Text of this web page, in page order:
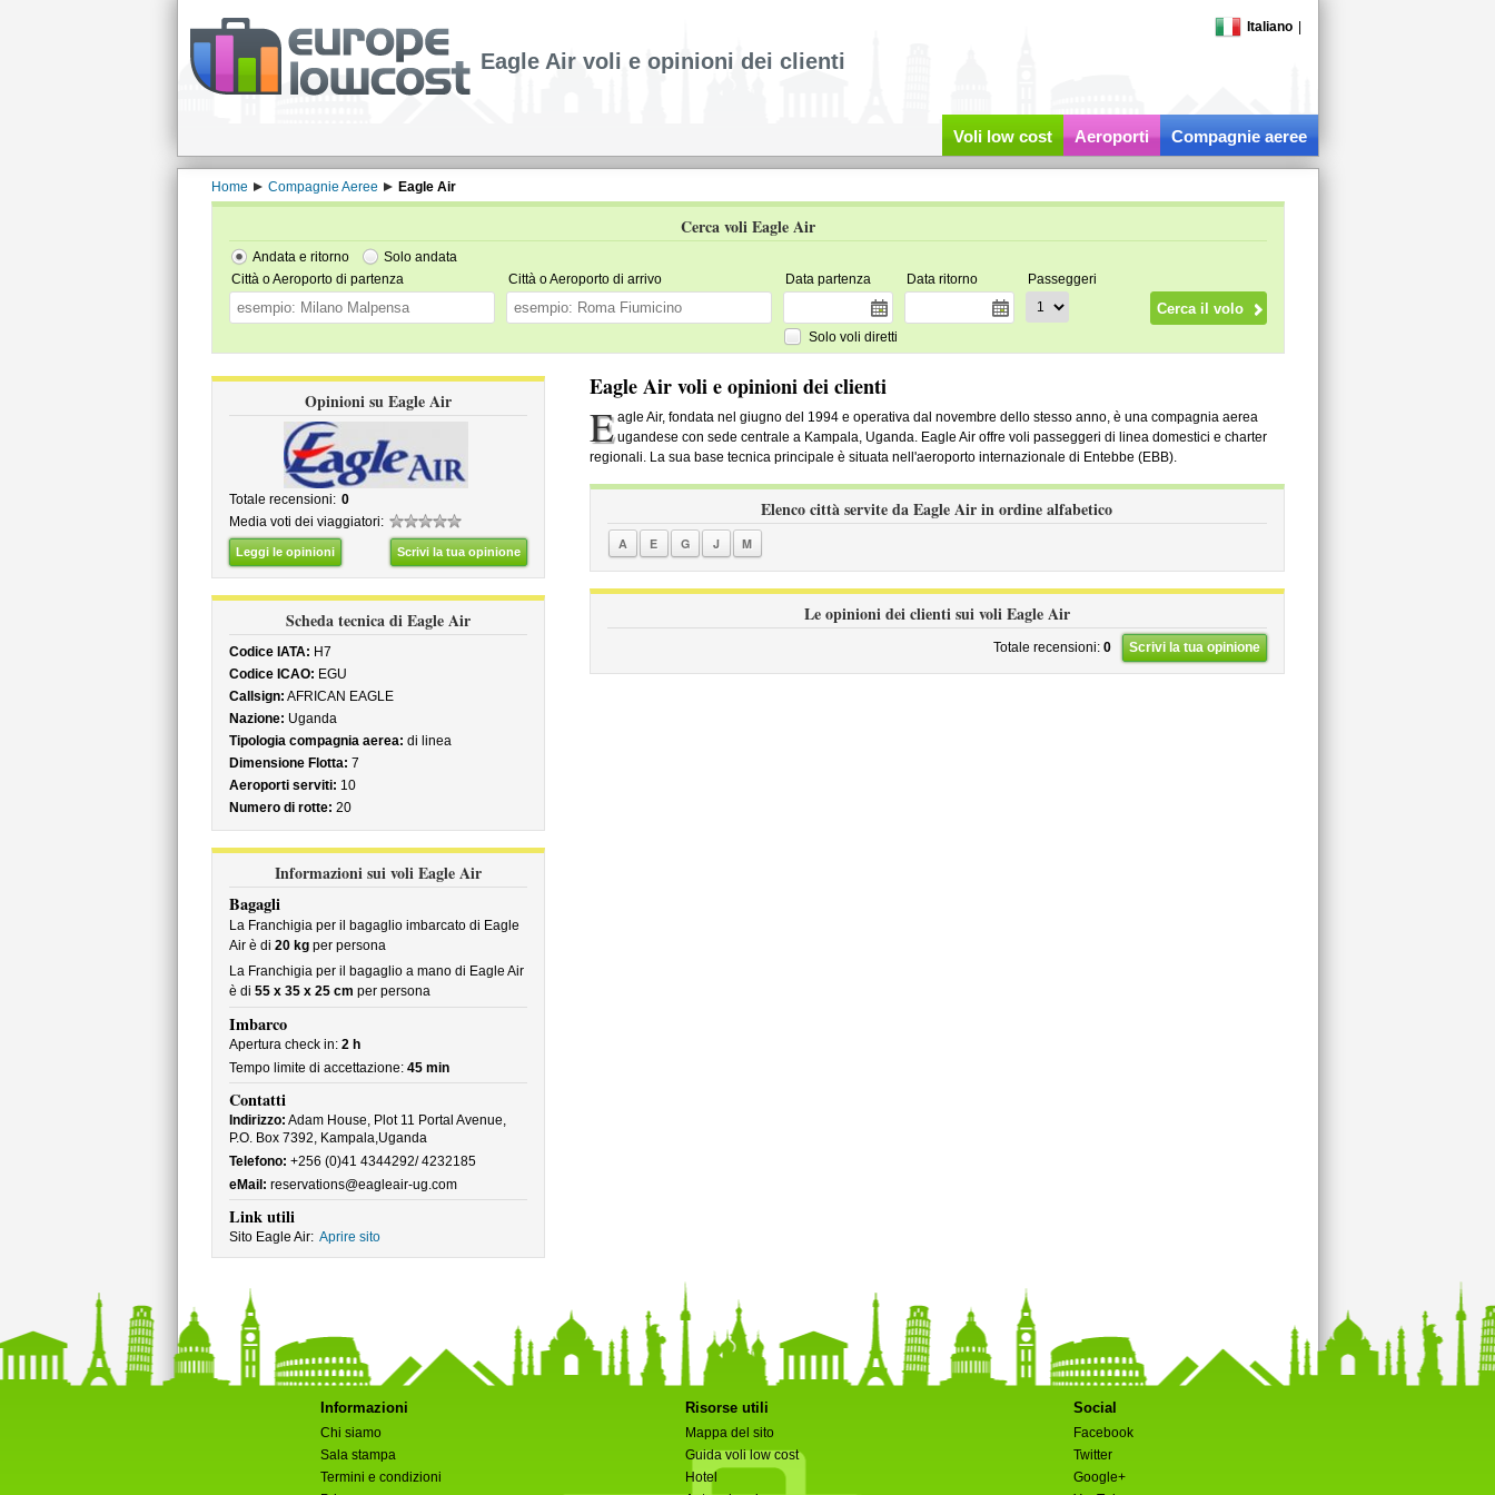
Italiano
Eagle Air voli e opinioni dei clienti
Voli low cost Aeroporti Compagnie aeree
Home Compagnie Aeree Eagle Air
Cerca voli Eagle Air
Andata e ritorno
Solo andata
Città o Aeroporto di partenza
Città o Aeroporto di arrivo Data partenza Data ritorno Passeggeri
Solo voli diretti
Opinioni su Eagle Air
Totale recensioni: 0
Media voti dei viaggiatori:
Leggi le opinioni Scrivi la tua opinione
Scheda tecnica di Eagle Air
Codice IATA: H7
Codice ICAO: EGU
Callsign: AFRICAN EAGLE
Nazione: Uganda
Tipologia compagnia aerea: di linea
Dimensione Flotta: 7
Aeroporti serviti: 10
Numero di rotte: 20
Informazioni sui voli Eagle Air
Bagagli
La Franchigia per il bagaglio imbarcato di Eagle
Air è di 20 kgper persona
La Franchigia per il bagaglio a mano di Eagle Air
è di 55 x 35 x 25 cm per persona
Imbarco
Apertura check in: 2 h
Tempo limite di accettazione: 45 min
Contatti
Indirizzo: Adam House, Plot 11 Portal Avenue,
P.O. Box 7392, Kampala,Uganda
Telefono: +256 (0)41 4344292/ 4232185
eMail: reservations@eagleair-ug.com
Link utili
Sito Eagle Air: Aprire sito
Eagle Air voli e opinioni dei clienti
E agle Air, fondata nel giugno del 1994 e operativa dal novembre dello stesso anno, è una compagnia aerea
ugandese con sede centrale a Kampala, Uganda. Eagle Air offre voli passeggeri di linea domestici e charter
regionali. La sua base tecnica principale è situata nell'aeroporto internazionale di Entebbe (EBB).
Elenco città servite da Eagle Air in ordine alfabetico
A E G J M
Le opinioni dei clienti sui voli Eagle Air
Totale recensioni: 0 Scrivi la tua opinione
Informazioni
Chi siamo
Sala stampa
Termini e condizioni
Risorse utili
Mappa del sito
Guida voli low cost
Hotel
Social
Facebook
Twitter
Google+